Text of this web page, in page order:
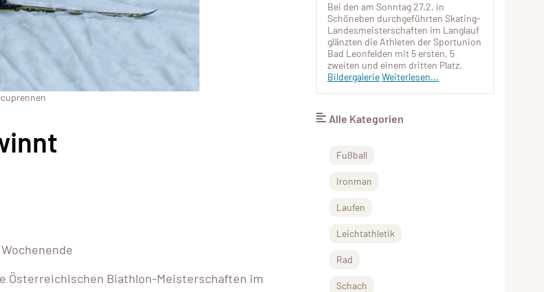
Österreichischen Biathlon-Meisterschaften im
Bei den am Sonntag 27.2. in
Schöneben durchgeführten Skating-
Landesmeisterschaften im Langlauf
glänzten die Athleten der Sportunion
Bad Leonfelden mit 5 ersten, 5
zweiten und einem dritten Platz.
BildergalerieWeiterlesen...
Alle Kategorien
Fußball
Ironman
Laufen
Leichtathletik
Rad
Schach